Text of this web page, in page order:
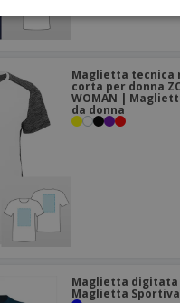
Maglietta tecnica
corta per donna
WOMAN |
da donna
Maglietta digitata
Maglietta Sportiva